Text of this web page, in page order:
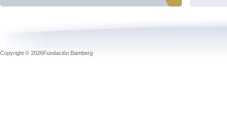
Copyright © 2026Fundación Bamberg